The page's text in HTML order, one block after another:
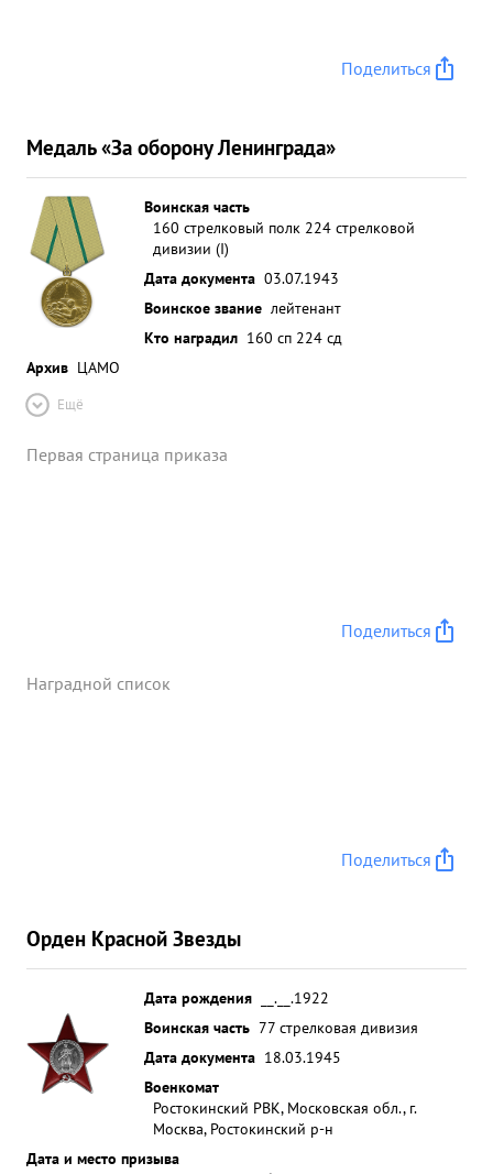
Поделиться
Медаль «За оборону Ленинграда»
Воинская часть
160 стрелковый полк 224 стрелковой
дивизии (I)
Дата документа 03.07.1943
Воинское звание лейтенант
Кто наградил 160 сп 224 сд
Архив ЦАМО
Ещё
Первая страница приказа
Поделиться
Наградной список
Поделиться
Орден Красной Звезды
Дата рождения
__.__.1922
Воинская часть 77 стрелковая дивизия
Дата документа 18.03.1945
Военкомат
Ростокинский РВК, Московская обл., г.
Москва, Ростокинский р-н
Дата и место призыва